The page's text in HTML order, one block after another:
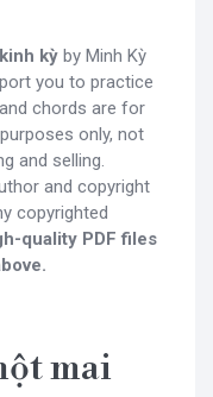
kỳ by Minh Kỳ
you to practice
chords are for
only, not
and selling.
and copyright
copyrighted
quality PDF files
mai